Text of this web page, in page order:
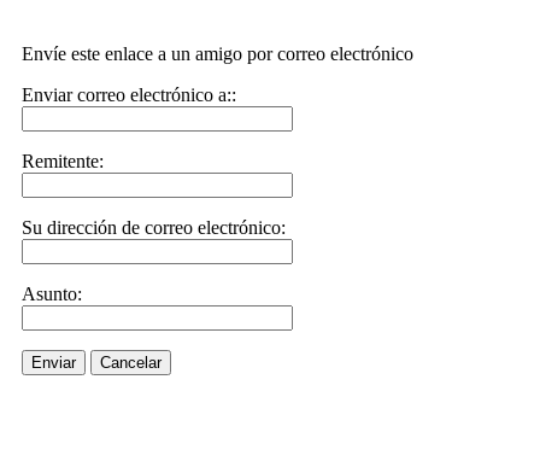
Envíe este enlace a un amigo por correo electrónico
Enviar correo electrónico a::
Remitente:
Su dirección de correo electrónico:
Asunto:
Enviar Cancelar